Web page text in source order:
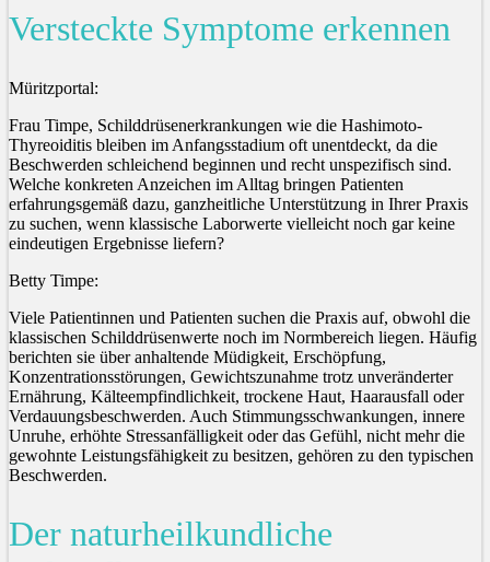
Versteckte Symptome erkennen
Müritzportal:
Frau Timpe, Schilddrüsenerkrankungen wie die Hashimoto-
Thyreoiditis bleiben im Anfangsstadium oft unentdeckt, da die
Beschwerden schleichend beginnen und recht unspezifisch sind.
Welche konkreten Anzeichen im Alltag bringen Patienten
erfahrungsgemäß dazu, ganzheitliche Unterstützung in Ihrer Praxis
zu suchen, wenn klassische Laborwerte vielleicht noch gar keine
eindeutigen Ergebnisse liefern?
Betty Timpe:
Viele Patientinnen und Patienten suchen die Praxis auf, obwohl die
klassischen Schilddrüsenwerte noch im Normbereich liegen. Häufig
berichten sie über anhaltende Müdigkeit, Erschöpfung,
Konzentrationsstörungen, Gewichtszunahme trotz unveränderter
Ernährung, Kälteempfindlichkeit, trockene Haut, Haarausfall oder
Verdauungsbeschwerden. Auch Stimmungsschwankungen, innere
Unruhe, erhöhte Stressanfälligkeit oder das Gefühl, nicht mehr die
gewohnte Leistungsfähigkeit zu besitzen, gehören zu den typischen
Beschwerden.
Der naturheilkundliche